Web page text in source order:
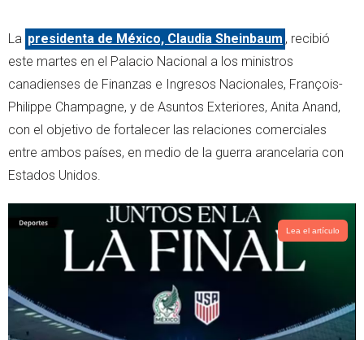
t
t
r
a
t
s
p
p
La presidenta de México, Claudia Sheinbaum , recibió
este martes en el Palacio Nacional a los ministros
canadienses de Finanzas e Ingresos Nacionales, François-
Philippe Champagne, y de Asuntos Exteriores, Anita Anand,
con el objetivo de fortalecer las relaciones comerciales
entre ambos países, en medio de la guerra arancelaria con
Estados Unidos.
Lea el artículo